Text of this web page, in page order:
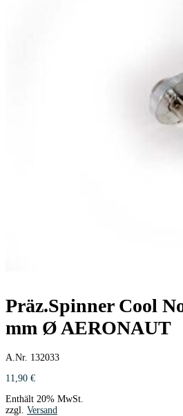
Präz.Spinner Cool
mm Ø AERONAUT
A.Nr. 132033
11,90 €
Enthält 20% MwSt.
zzgl. Versand